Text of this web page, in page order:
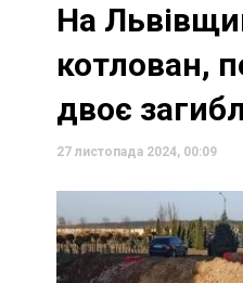
На
котлован,
двоє
27 листопада 2024, 00:09